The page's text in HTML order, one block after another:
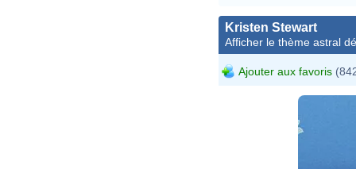
Kristen Stewart
Afficher le thème astral
Ajouter aux favoris